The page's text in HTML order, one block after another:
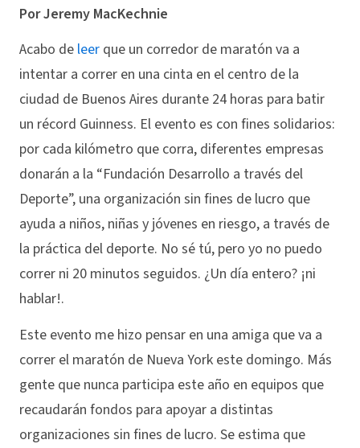
Por Jeremy MacKechnie
Acabo de leer que un corredor de maratón va a
intentar a correr en una cinta en el centro de la
ciudad de Buenos Aires durante 24 horas para batir
un récord Guinness. El evento es con fines solidarios:
por cada kilómetro que corra, diferentes empresas
donarán a la “Fundación Desarrollo a través del
Deporte”, una organización sin fines de lucro que
ayuda a niños, niñas y jóvenes en riesgo, a través de
la práctica del deporte. No sé tú, pero yo no puedo
correr ni 20 minutos seguidos. ¿Un día entero? ¡ni
hablar!.
Este evento me hizo pensar en una amiga que va a
correr el maratón de Nueva York este domingo. Más
gente que nunca participa este año en equipos que
recaudarán fondos para apoyar a distintas
organizaciones sin fines de lucro. Se estima que